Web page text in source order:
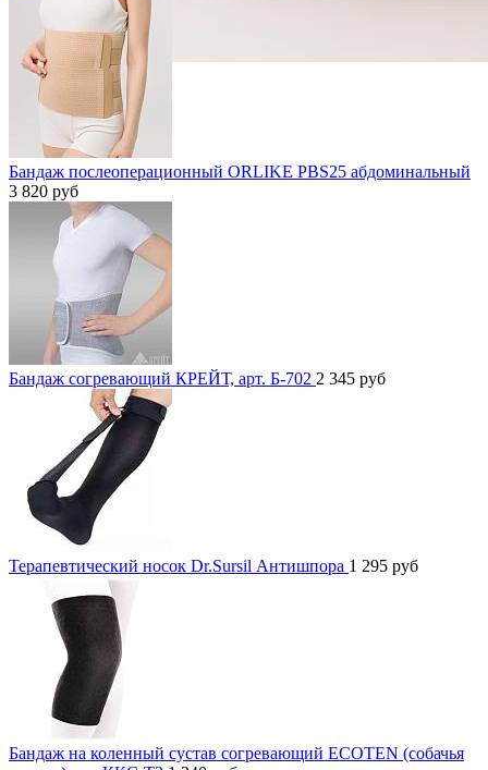
Бандаж послеоперационный ORLIKE PBS25 абдоминальный
3 820 руб
Бандаж согревающий КРЕЙТ, арт. Б-702 2 345 руб
Терапевтический носок Dr.Sursil Антишпора 1 295 руб
Бандаж на коленный сустав согревающий ECOTEN (собачья